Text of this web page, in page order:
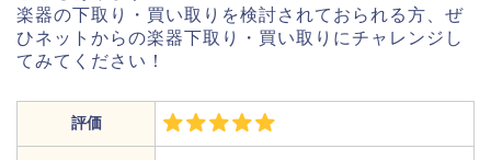
楽器の下取り・買い取りを検討されておられる方、ぜ
ひネットからの楽器下取り・買い取りにチャレンジし
てみてください！
評価